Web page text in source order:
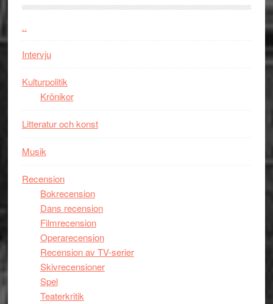
vara
..
Intervju
Kulturpolitik
Krönikor
Litteratur och konst
Musik
Recension
Bokrecension
Dans recension
Filmrecension
Operarecension
Recension av TV-serier
Skivrecensioner
Spel
Teaterkritik